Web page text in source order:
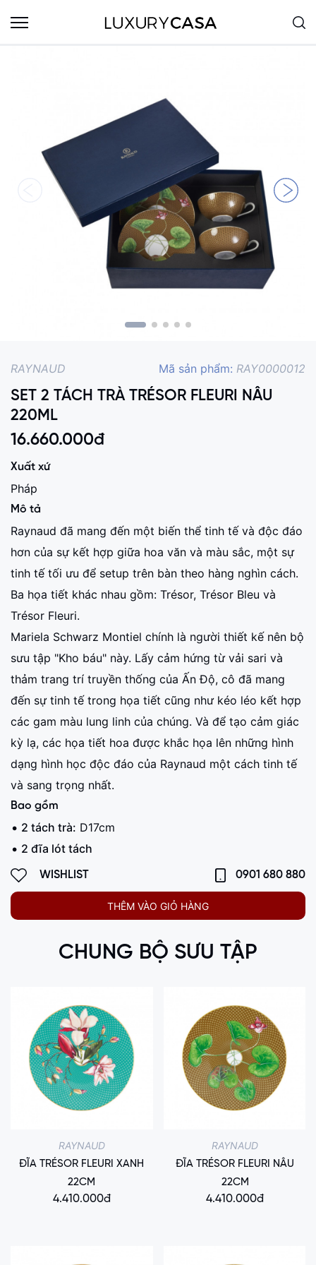
RAYNAUD Mã sản phẩm: RAY0000012
SET 2 TÁCH TRÀ TRÉSOR FLEURI NÂU
220ML
16.660.000đ
Xuất xứ
Pháp
Mô tả
Raynaud đã mang đến một biến thể tinh tế và độc đáo
hơn của sự kết hợp giữa hoa văn và màu sắc, một sự
tinh tế tối ưu để setup trên bàn theo hàng nghìn cách.
Ba họa tiết khác nhau gồm: Trésor, Trésor Bleu và
Trésor Fleuri.
Mariela Schwarz Montiel chính là người thiết kế nên bộ
sưu tập "Kho báu" này. Lấy cảm hứng từ vải sari và
thảm trang trí truyền thống của Ấn Độ, cô đã mang
đến sự tinh tế trong họa tiết cũng như kéo léo kết hợp
các gam màu lung linh của chúng. Và để tạo cảm giác
kỳ lạ, các họa tiết hoa được khắc họa lên những hình
dạng hình học độc đáo của Raynaud một cách tinh tế
và sang trọng nhất.
Bao gồm
2 tách trà: D17cm
2 đĩa lót tách
WISHLIST 0901 680 880
THÊM VÀO GIỎ HÀNG
CHUNG BỘ SƯU TẬP
RAYNAUD
ĐĨA TRÉSOR FLEURI XANH
22CM
4.410.000đ
RAYNAUD
ĐĨA TRÉSOR FLEURI NÂU
22CM
4.410.000đ